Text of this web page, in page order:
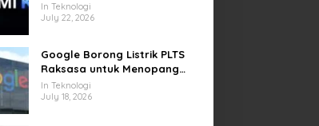
In Teknologi
July 22, 2026
Google Borong Listrik PLTS
Raksasa untuk Menopang
Pusat Data dan AI
In Teknologi
July 18, 2026